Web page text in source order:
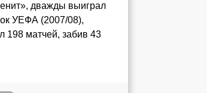
дважды выиграл
УЕФА (2007/08),
198 матчей, забив 43